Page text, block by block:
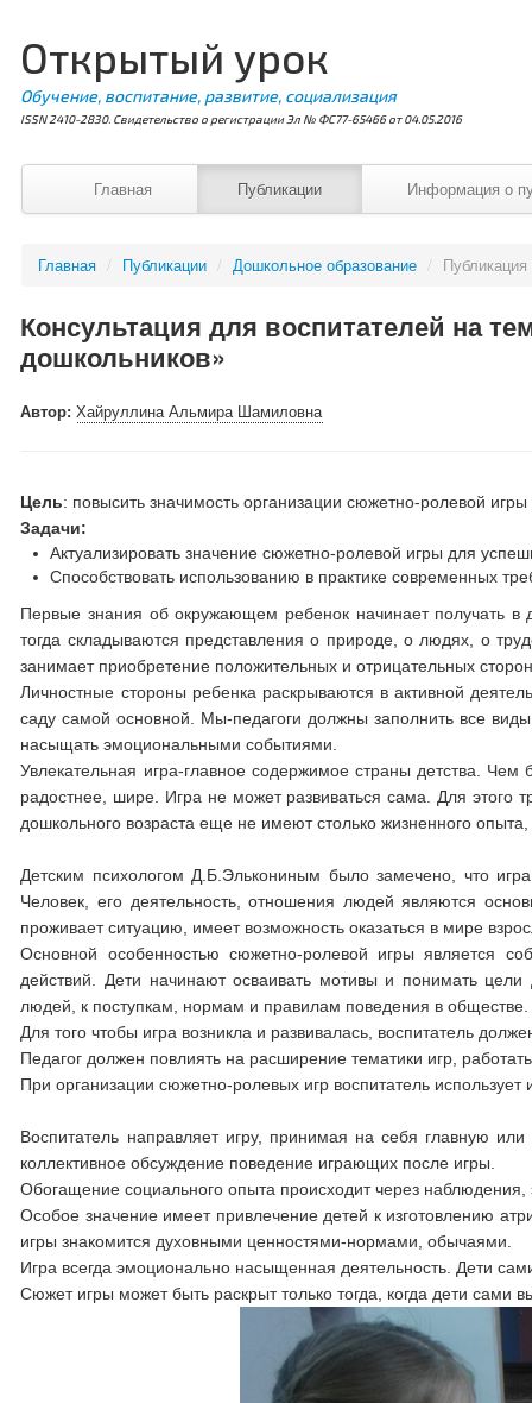
Открытый урок
Обучение, воспитание, развитие, социализация
ISSN 2410-2830. Свидетельство о регистрации Эл № ФС77-65466 от 04.05.2016
Главная Публикации Информация о
Главная / Публикации / Дошкольное образование /
Консультация для воспитателей на
дошкольников»
Автор:Хайруллина Альмира Шамиловна
Цель: повысить значимость организации сюжетно-ролевой
Задачи:
Актуализировать значение сюжетно-ролевой игры для
Способствовать использованию в практике современных
Первые знания об окружающем ребенок начинает получать в
тогда складываются представления о природе, о людях, о
занимает приобретение положительных и отрицательных
Личностные стороны ребенка раскрываются в активной
саду самой основной. Мы-педагоги должны заполнить все
насыщать эмоциональными событиями.
Увлекательная игра-главное содержимое страны детства.
радостнее, шире. Игра не может развиваться сама. Для этого
дошкольного возраста еще не имеют столько жизненного опыта,
Детским психологом Д.Б.Элькониным было замечено, что
Человек, его деятельность, отношения людей являются
проживает ситуацию, имеет возможность оказаться в мире
Основной особенностью сюжетно-ролевой игры является
действий. Дети начинают осваивать мотивы и понимать
людей, к поступкам, нормам и правилам поведения в обществе.
Для того чтобы игра возникла и развивалась, воспитатель
Педагог должен повлиять на расширение тематики игр,
При организации сюжетно-ролевых игр воспитатель
Воспитатель направляет игру, принимая на себя главную
коллективное обсуждение поведение играющих после игры.
Обогащение социального опыта происходит через
Особое значение имеет привлечение детей к изготовлению
игры знакомится духовными ценностями-нормами, обычаями.
Игра всегда эмоционально насыщенная деятельность. Дети
Сюжет игры может быть раскрыт только тогда, когда дети сами